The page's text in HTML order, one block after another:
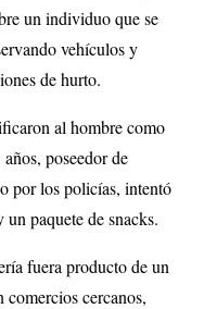
un individuo que se
vehículos y
de hurto.
al hombre como
poseedor de
por los policías, intentó
un paquete de snacks.
fuera producto de un
comercios cercanos,